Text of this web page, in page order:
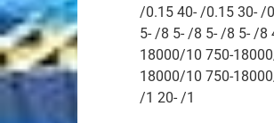
/0.15 40- /0.15 30- /
5- /8 5- /8 5- /8 5- /8
18000/10 750-
18000/10 750-
/1 20- /1